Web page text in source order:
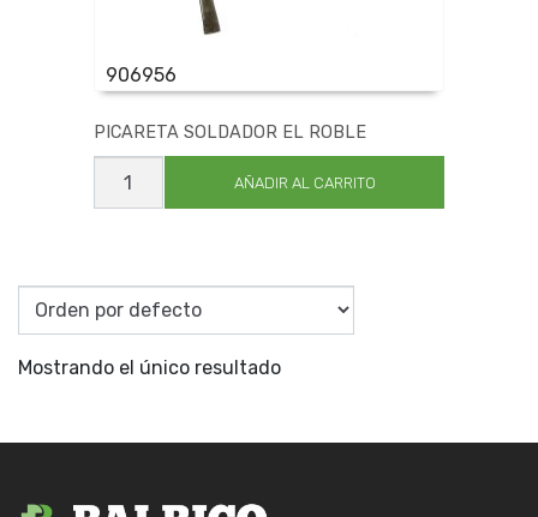
906956
PICARETA SOLDADOR EL ROBLE
PICARETA
SOLDADOR
EL
AÑADIR AL CARRITO
Mostrando el único resultado